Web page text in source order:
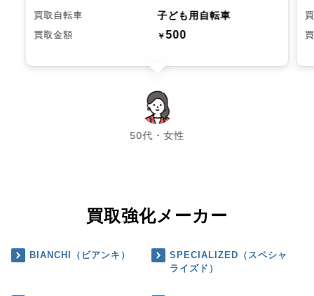
買取自転車 子ども用自転車
買取金額 ￥500
50代・女性
chevron_left chevron_right
買取強化メーカー
BIANCHI（ビアンキ）
SPECIALIZED（スペシャ
ライズド）